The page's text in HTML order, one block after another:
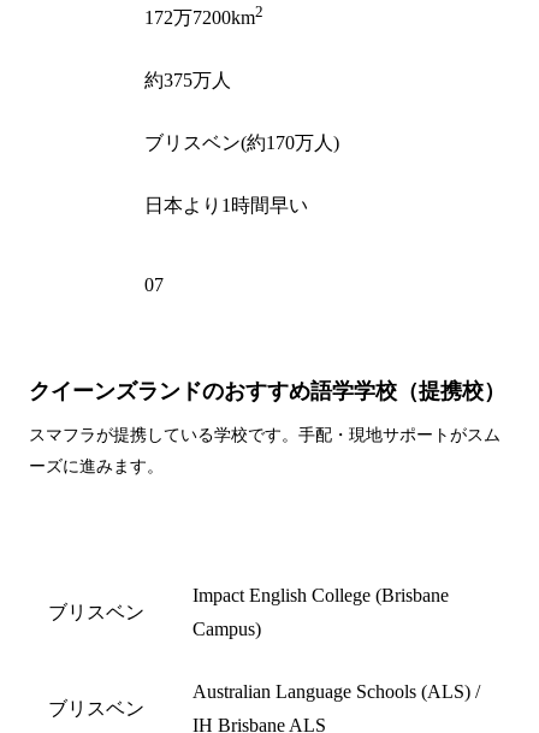
172万7200km2
約375万人
ブリスベン(約170万人)
日本より1時間早い
07
クイーンズランドのおすすめ語学学校（提携校）
スマフラが提携している学校です。手配・現地サポートがスム
ーズに進みます。
ブリスベン
Impact English College (Brisbane
Campus)
ブリスベン
Australian Language Schools (ALS) /
IH Brisbane ALS